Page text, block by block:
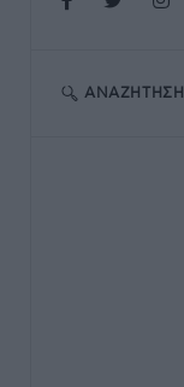
ΑΝΑΖΉΤΗΣΗ